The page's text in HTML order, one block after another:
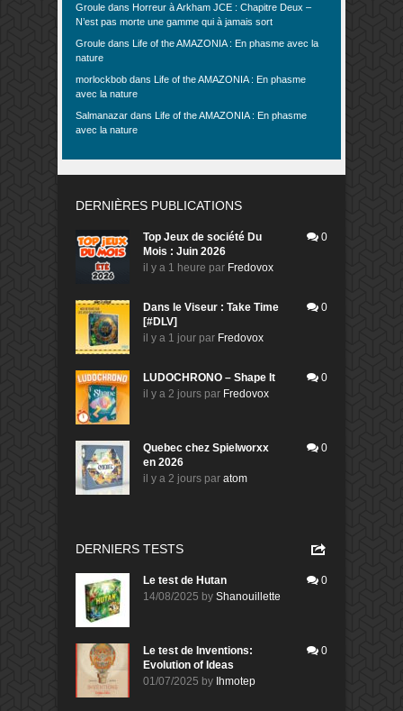
Groule dans Horreur à Arkham JCE : Chapitre Deux –
N’est pas morte une gamme qui à jamais sort
Groule dans Life of the AMAZONIA : En phasme avec la
nature
morlockbob dans Life of the AMAZONIA : En phasme
avec la nature
Salmanazar dans Life of the AMAZONIA : En phasme
avec la nature
DERNIÈRES PUBLICATIONS
Top Jeux de société Du
Mois : Juin 2026
il y a 1 heure par Fredovox
0
Dans le Viseur : Take Time
[#DLV]
il y a 1 jour par Fredovox
0
LUDOCHRONO – Shape It
il y a 2 jours par Fredovox
0
Quebec chez Spielworxx
en 2026
il y a 2 jours par atom
0
DERNIERS TESTS
Le test de Hutan
14/08/2025 by Shanouillette
0
Le test de Inventions:
Evolution of Ideas
01/07/2025 by Ihmotep
0